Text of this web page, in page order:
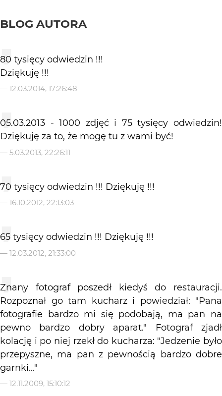
BLOG AUTORA
80 tysięcy odwiedzin !!!
Dziękuję !!!
— 12.03.2014, 17:26:48
05.03.2013 - 1000 zdjęć i 75 tysięcy odwiedzin!
Dziękuję za to, że mogę tu z wami być!
— 5.03.2013, 22:26:11
70 tysięcy odwiedzin !!! Dziękuję !!!
— 16.10.2012, 22:13:03
65 tysięcy odwiedzin !!! Dziękuję !!!
— 12.03.2012, 21:33:00
Znany fotograf poszedł kiedyś do restauracji.
Rozpoznał go tam kucharz i powiedział: "Pana
fotografie bardzo mi się podobają, ma pan na
pewno bardzo dobry aparat." Fotograf zjadł
kolację i po niej rzekł do kucharza: "Jedzenie było
przepyszne, ma pan z pewnością bardzo dobre
garnki..."
— 12.11.2009, 15:10:12